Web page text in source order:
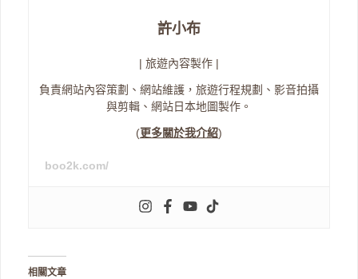
許小布
| 旅遊內容製作 |
負責網站內容策劃、網站維護，旅遊行程規劃、影音拍攝
與剪輯、網站日本地圖製作。
(更多關於我介紹)
boo2k.com/
相關文章